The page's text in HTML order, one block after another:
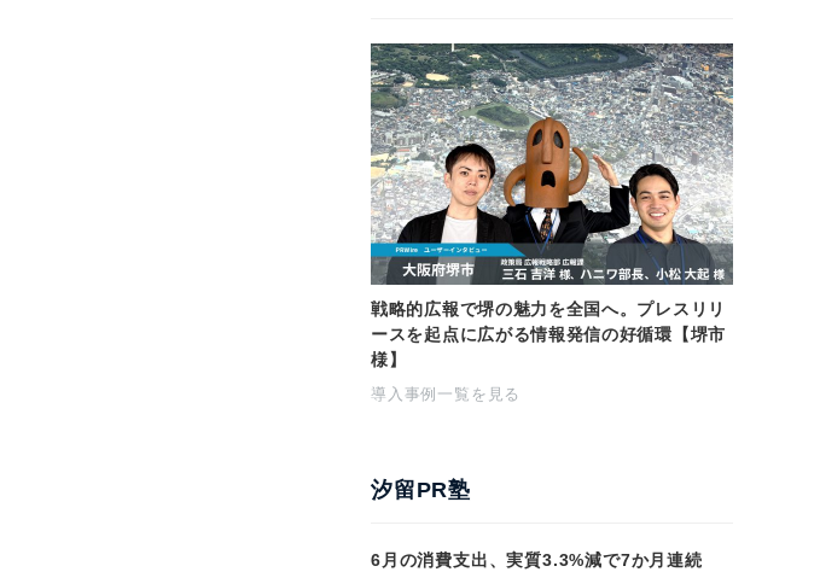
戦略的広報で堺の魅力を全国へ。プレスリリ
ースを起点に広がる情報発信の好循環【堺市
様】
導入事例一覧を見る
汐留PR塾
6月の消費支出、実質3.3%減で7か月連続